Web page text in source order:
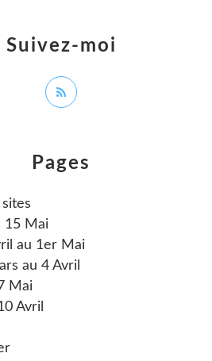
Pages
15 Mai
au 1er Mai
au 4 Avril
Mai
Avril
Suivez-moi